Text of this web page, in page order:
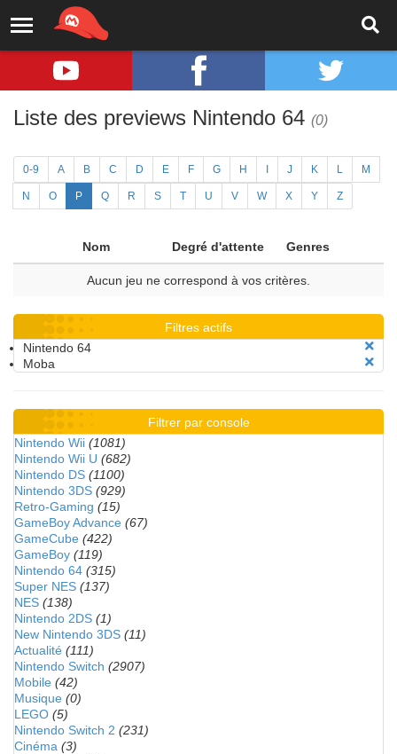
Liste des previews Nintendo 64 (0)
0-9 A B C D E F G H J K L M
N O P Q R S T U V W X Y Z
Nom Degré d'attente Genres
Aucun jeu ne correspond à vos critères.
Filtres actifs
Nintendo 64
Moba
Filtrer par console
Nintendo Wii (1081)
Nintendo Wii U (682)
Nintendo DS (1100)
Nintendo 3DS (929)
Retro-Gaming (15)
GameBoy Advance (67)
GameCube (422)
GameBoy (119)
Nintendo 64 (315)
Super NES (137)
NES (138)
Nintendo 2DS (1)
New Nintendo 3DS (11)
Actualité (111)
Nintendo Switch (2907)
Mobile (42)
Musique (0)
LEGO (5)
Nintendo Switch 2 (231)
Cinéma (3)